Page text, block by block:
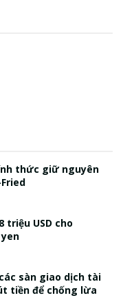
thức giữ nguyên
triệu USD cho
sàn giao dịch tài
tiền để chống lừa